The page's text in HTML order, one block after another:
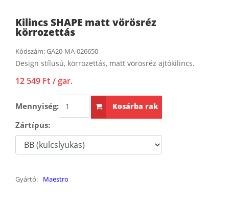
Kilincs SHAPE matt vörösréz
körrozettás
Kódszám:GA20-MA-026650
Design stílusú, körrozettás, matt vörösréz ajtókilincs.
12 549 Ft / gar.
Mennyiség: Kosárba rak
Zártípus:
Gyártó: Maestro